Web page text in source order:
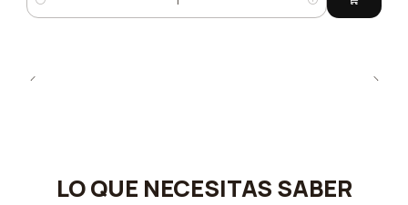
Cantidad
LO QUE NECESITAS SABER